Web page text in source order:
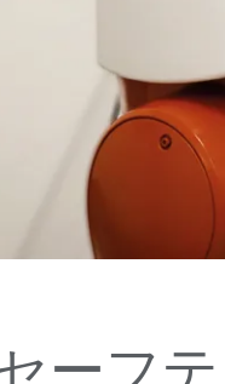
ーフ